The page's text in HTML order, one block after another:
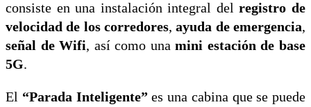
consiste en una instalación integral delregistro de
velocidad de los corredores,ayuda de emergencia,
señal de Wifi, así como unamini estación de base
5G.
El “Parada Inteligente” es una cabina que se puede